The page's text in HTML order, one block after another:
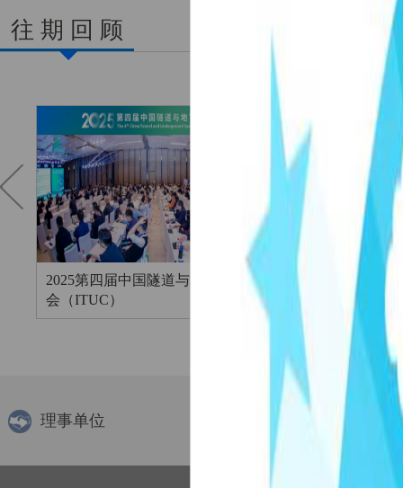
往 期 回 顾
2025第四届中国隧道与地下空间大
会（ITUC）
第十二届国际
（IFUS 2025）
理事单位